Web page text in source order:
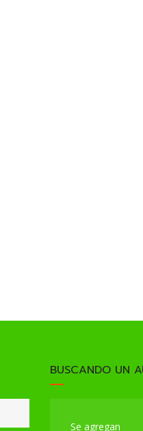
BUSCANDO UN
Se agregan